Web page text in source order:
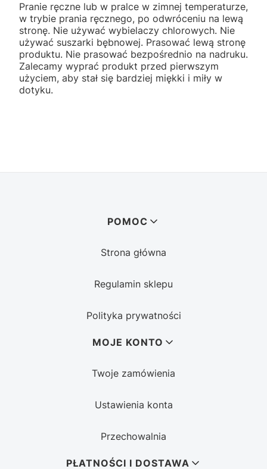
Pranie ręczne lub w pralce w zimnej temperaturze,
w trybie prania ręcznego, po odwróceniu na lewą
stronę. Nie używać wybielaczy chlorowych. Nie
używać suszarki bębnowej. Prasować lewą stronę
produktu. Nie prasować bezpośrednio na nadruku.
Zalecamy wyprać produkt przed pierwszym
użyciem, aby stał się bardziej miękki i miły w
dotyku.
POMOC
Strona główna
Regulamin sklepu
Polityka prywatności
MOJE KONTO
Twoje zamówienia
Ustawienia konta
Przechowalnia
PŁATNOŚCI I DOSTAWA